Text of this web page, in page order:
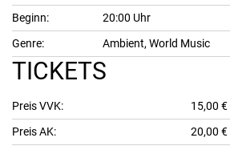
Beginn:
20:00 Uhr
Genre:
Ambient,World Music
TICKETS
Preis VVK:
15,00 €
Preis AK:
20,00 €